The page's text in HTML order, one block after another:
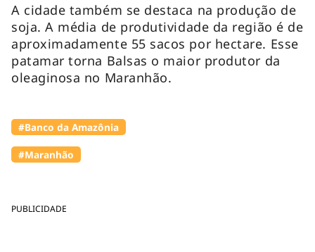
PUBLICIDADE
A cidade também se destaca na produção de
soja. A média de produtividade da região é de
aproximadamente 55 sacos por hectare. Esse
patamar torna Balsas o maior produtor da
oleaginosa no Maranhão.
#Banco da Amazônia
#Maranhão